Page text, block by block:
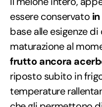
essere conservato
base alle esigenze
maturazione al
frutto ancora
riposto subito in
temperature